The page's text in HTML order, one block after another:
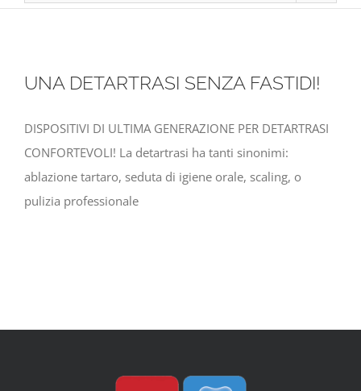
UNA DETARTRASI SENZA FASTIDI!
DISPOSITIVI DI ULTIMA GENERAZIONE PER DETARTRASI
CONFORTEVOLI! La detartrasi ha tanti sinonimi:
ablazione tartaro, seduta di igiene orale, scaling, o
pulizia professionale